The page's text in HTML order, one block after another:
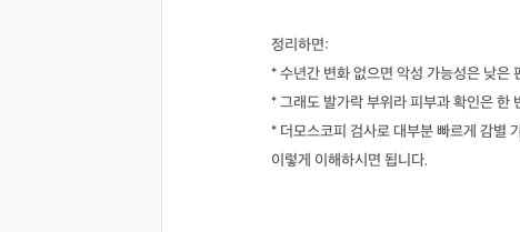
정리하면:
* 수년간 변화 없으면 악성 가능성은 낮은
* 그래도 발가락 부위라 피부과 확인은 한
* 더모스코피 검사로 대부분 빠르게 감별
이렇게 이해하시면 됩니다.